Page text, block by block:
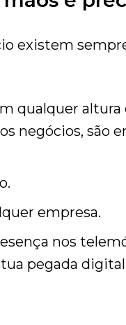
existem
qualquer
negócios, são
empresa.
nos
pegada